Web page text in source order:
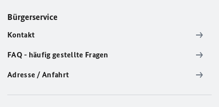
Bürgerservice
Kontakt
FAQ - häufig gestellte Fragen
Adresse / Anfahrt